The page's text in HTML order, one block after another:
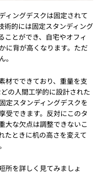
ィングデスクは固定されて
術的には固定スタンディング
ことができ、自宅やオフィ
に背が高くなります。ただ
。
材でできており、重量を支
の人間工学的に設計された
定スタンディングデスクを
受できます。反対にこのタ
大な欠点は調整できないこ
たときに机の高さを変えて
所を詳しく見てみましょ